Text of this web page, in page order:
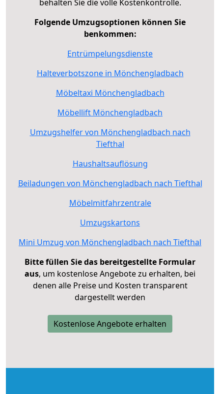
behalten Sie die volle Kostenkontrolle.
Folgende Umzugsoptionen können Sie
benkommen:
Entrümpelungsdienste
Halteverbotszone in Mönchengladbach
Möbeltaxi Mönchengladbach
Möbellift Mönchengladbach
Umzugshelfer von Mönchengladbach nach
Tiefthal
Haushaltsauflösung
Beiladungen von Mönchengladbach nach Tiefthal
Möbelmitfahrzentrale
Umzugskartons
Mini Umzug von Mönchengladbach nach Tiefthal
Bitte füllen Sie das bereitgestellte Formular
aus, um kostenlose Angebote zu erhalten, bei
denen alle Preise und Kosten transparent
dargestellt werden
Kostenlose Angebote erhalten